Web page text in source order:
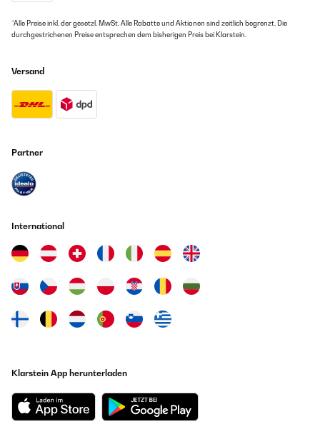
*Alle Preise inkl. der gesetzl. MwSt. Alle Rabatte und Aktionen sind zeitlich begrenzt. Die
durchgestrichenen Preise entsprechen dem bisherigen Preis bei Klarstein.
Versand
Partner
International
Klarstein App herunterladen